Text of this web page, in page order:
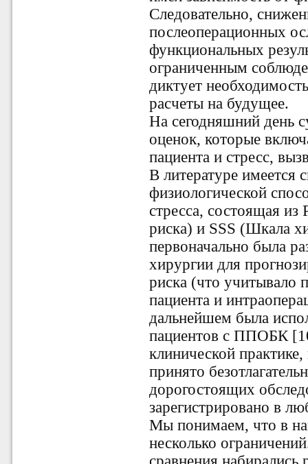
Следовательно,
послеоперационных
функциональных
ограниченным
диктует
расчеты на будущее.
На сегодняшний день
оценок, которые
пациента и стресс,
В литературе имеется
физиологической
стресса, состоящая
риска) и SSS (Шкала
первоначально была
хирургии для
риска (что учитывало
пациента и
дальнейшем была
пациентов с ППОБК
клинической
принято
дорогостоящих
зарегистрировано в
Мы понимаем, что в
несколько